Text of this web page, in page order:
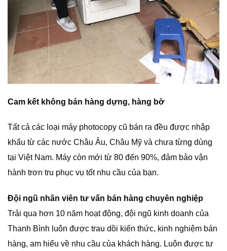
Cam kết không bán hàng dựng, hàng bờ
Tất cả các loại máy photocopy cũ bán ra đều được nhập
khẩu từ các nước Châu Âu, Châu Mỹ và chưa từng dùng
tại Việt Nam. Máy còn mới từ 80 đến 90%, đảm bảo vận
hành trơn tru phục vụ tốt nhu cầu của bạn.
Đội ngũ nhân viên tư vấn bán hàng chuyên nghiệp
Trải qua hơn 10 năm hoạt động, đội ngũ kinh doanh của
Thanh Bình luôn được trau dồi kiến thức, kinh nghiệm bán
hàng, am hiểu về nhu cầu của khách hàng. Luôn được tư